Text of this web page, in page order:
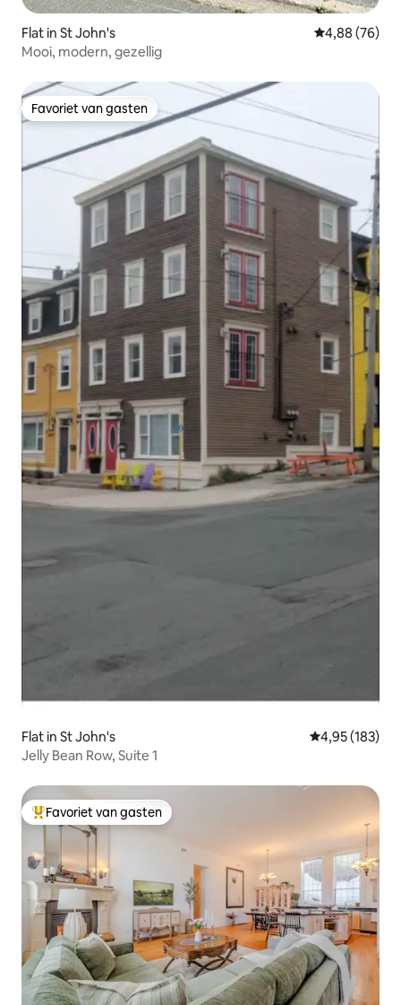
Flat in St John's Gemiddelde
4,88 (76)
Mooi, modern, gezellig
Favoriet van gasten
Favoriet van gasten
Flat in St John's Gemiddelde
4,95 (183)
Jelly Bean Row, Suite 1
Topfavoriet van gasten
Favoriet van gasten